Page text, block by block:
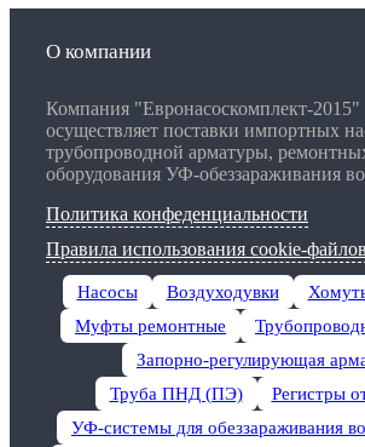
О компании
Компания "Евронасоскомплект-2015"
осуществляет поставки импортных
трубопроводной арматуры,
оборудования УФ-обеззараживания
Политика конфеденциальности
Правила использования cookie-файлов
Насосы Воздуходувки
Муфты ремонтные
Запорно-регулирующая
Труба ПНД (ПЭ)
Регистры
УФ-системы для обеззараживания